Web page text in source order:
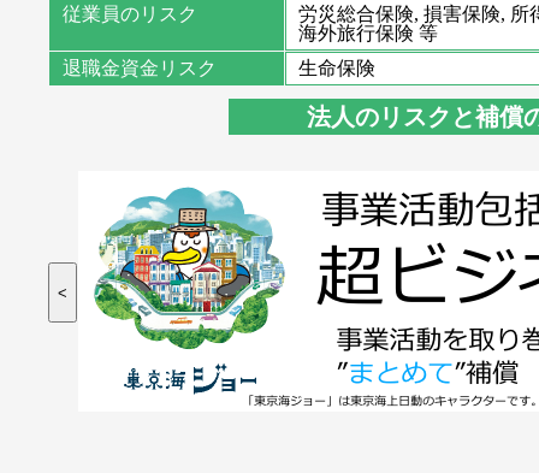
従業員のリスク
労災総合保険, 損害保険, 所
海外旅行保険 等
退職金資金リスク
生命保険
法人のリスクと補償
<